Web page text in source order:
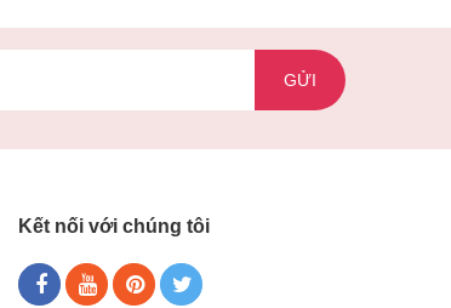
GỬI
Kết nối với chúng tôi